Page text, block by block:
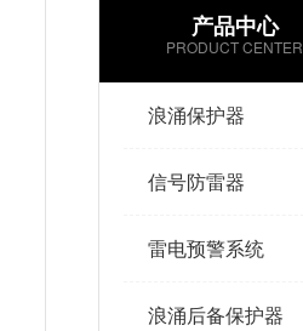
产品中心
PRODUCT CENTER
浪涌保护器
信号防雷器
雷电预警系统
浪涌后备保护器